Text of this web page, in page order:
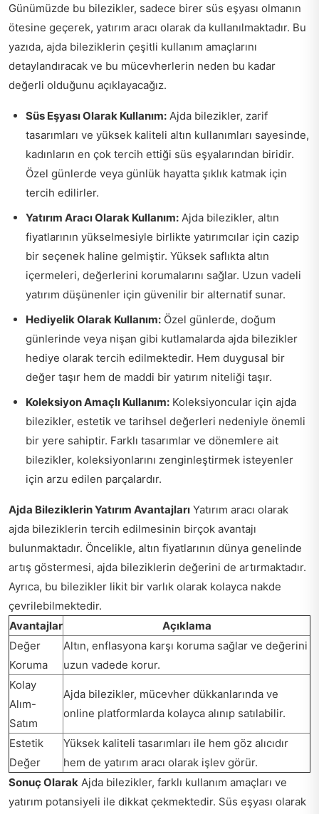
Günümüzde bu bilezikler, sadece birer süs eşyası olmanın
ötesine geçerek, yatırım aracı olarak da kullanılmaktadır. Bu
yazıda, ajda bileziklerin çeşitli kullanım amaçlarını
detaylandıracak ve bu mücevherlerin neden bu kadar
değerli olduğunu açıklayacağız.
Süs Eşyası Olarak Kullanım: Ajda bilezikler, zarif
tasarımları ve yüksek kaliteli altın kullanımları sayesinde,
kadınların en çok tercih ettiği süs eşyalarından biridir.
Özel günlerde veya günlük hayatta şıklık katmak için
tercih edilirler.
Yatırım Aracı Olarak Kullanım: Ajda bilezikler, altın
fiyatlarının yükselmesiyle birlikte yatırımcılar için cazip
bir seçenek haline gelmiştir. Yüksek saflıkta altın
içermeleri, değerlerini korumalarını sağlar. Uzun vadeli
yatırım düşünenler için güvenilir bir alternatif sunar.
Hediyelik Olarak Kullanım: Özel günlerde, doğum
günlerinde veya nişan gibi kutlamalarda ajda bilezikler
hediye olarak tercih edilmektedir. Hem duygusal bir
değer taşır hem de maddi bir yatırım niteliği taşır.
Koleksiyon Amaçlı Kullanım: Koleksiyoncular için ajda
bilezikler, estetik ve tarihsel değerleri nedeniyle önemli
bir yere sahiptir. Farklı tasarımlar ve dönemlere ait
bilezikler, koleksiyonlarını zenginleştirmek isteyenler
için arzu edilen parçalardır.
Ajda Bileziklerin Yatırım Avantajları Yatırım aracı olarak
ajda bileziklerin tercih edilmesinin birçok avantajı
bulunmaktadır. Öncelikle, altın fiyatlarının dünya genelinde
artış göstermesi, ajda bileziklerin değerini de artırmaktadır.
Ayrıca, bu bilezikler likit bir varlık olarak kolayca nakde
çevrilebilmektedir.
Avantajlar
Açıklama
Değer
Koruma
Altın, enflasyona karşı koruma sağlar ve değerini
uzun vadede korur.
Kolay
Alım-
Satım
Ajda bilezikler, mücevher dükkanlarında ve
online platformlarda kolayca alınıp satılabilir.
Estetik
Değer
Yüksek kaliteli tasarımları ile hem göz alıcıdır
hem de yatırım aracı olarak işlev görür.
Sonuç Olarak Ajda bilezikler, farklı kullanım amaçları ve
yatırım potansiyeli ile dikkat çekmektedir. Süs eşyası olarak